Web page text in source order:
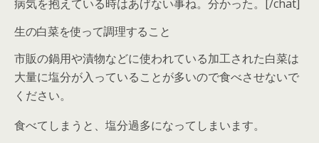
病気を抱えている時はあげない事ね。分かった。[/chat]
生の白菜を使って調理すること
市販の鍋用や漬物などに使われている加工された白菜は
大量に塩分が入っていることが多いので食べさせないで
ください。
食べてしまうと、 塩分過多になってしまいます。